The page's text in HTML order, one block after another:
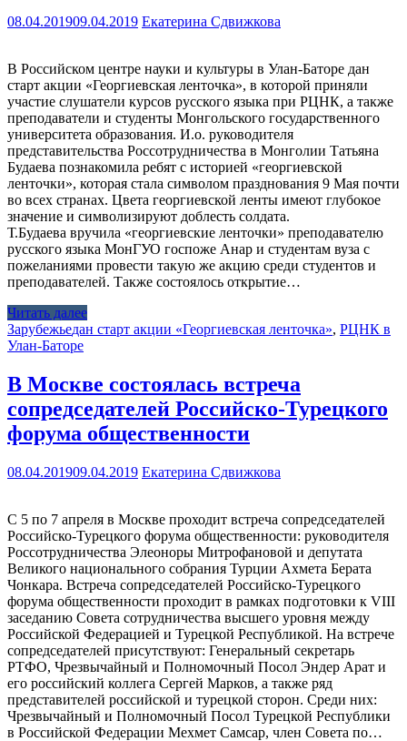
08.04.201909.04.2019 Екатерина Сдвижкова
В Российском центре науки и культуры в Улан-Баторе дан
старт акции «Георгиевская ленточка», в которой приняли
участие слушатели курсов русского языка при РЦНК, а также
преподаватели и студенты Монгольского государственного
университета образования. И.о. руководителя
представительства Россотрудничества в Монголии Татьяна
Будаева познакомила ребят с историей «георгиевской
ленточки», которая стала символом празднования 9 Мая почти
во всех странах. Цвета георгиевской ленты имеют глубокое
значение и символизируют доблесть солдата.
Т.Будаева вручила «георгиевские ленточки» преподавателю
русского языка МонГУО госпоже Анар и студентам вуза с
пожеланиями провести такую же акцию среди студентов и
преподавателей. Также состоялось открытие…
Читать далее
Зарубежьедан старт акции «Георгиевская ленточка», РЦНК в
Улан-Баторе
В Москве состоялась встреча
сопредседателей Российско-Турецкого
форума общественности
08.04.201909.04.2019 Екатерина Сдвижкова
С 5 по 7 апреля в Москве проходит встреча сопредседателей
Российско-Турецкого форума общественности: руководителя
Россотрудничества Элеоноры Митрофановой и депутата
Великого национального собрания Турции Ахмета Берата
Чонкара. Встреча сопредседателей Российско-Турецкого
форума общественности проходит в рамках подготовки к VIII
заседанию Совета сотрудничества высшего уровня между
Российской Федерацией и Турецкой Республикой. На встрече
сопредседателей присутствуют: Генеральный секретарь
РТФО, Чрезвычайный и Полномочный Посол Эндер Арат и
его российский коллега Сергей Марков, а также ряд
представителей российской и турецкой сторон. Среди них:
Чрезвычайный и Полномочный Посол Турецкой Республики
в Российской Федерации Мехмет Самсар, член Совета по…